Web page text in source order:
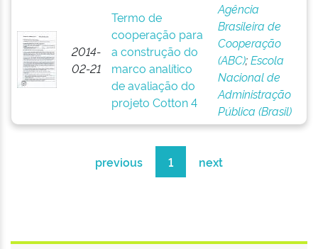
2014-
02-21
Termo de
cooperação para
a construção do
marco analítico
de avaliação do
projeto Cotton 4
Agência
Brasileira de
Cooperação
(ABC);Escola
Nacional de
Administração
Pública (Brasil)
previous 1 next